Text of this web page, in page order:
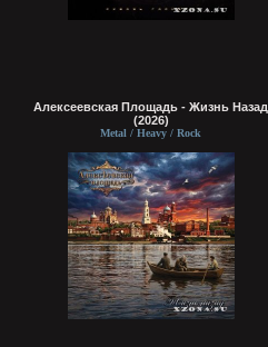
Алексеевская Площадь - Жизнь Назад
(2026)
Metal / Heavy / Rock